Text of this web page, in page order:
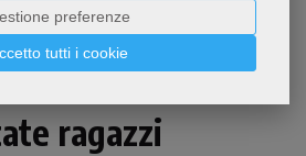
tutti i cookie
preferenze
ragazzi